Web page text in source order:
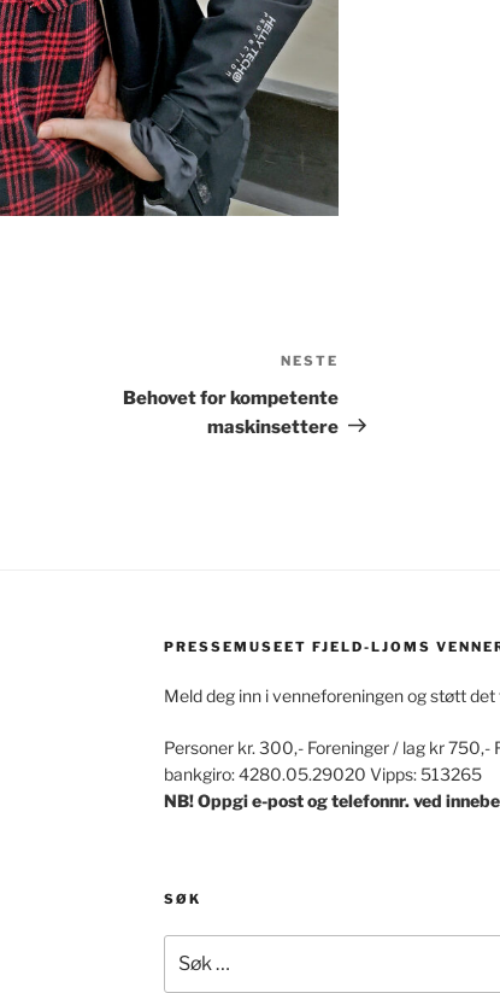
innlegg
NESTE
Behovet for kompetente
maskinsettere
PRESSEMUSEET FJELD-LJOMS
Meld deg inn i venneforeningen og støtt
Personer kr. 300,- Foreninger / lag kr
bankgiro: 4280.05.29020 Vipps: 513265
NB! Oppgi e-post og telefonnr. ved
SØK
etter: